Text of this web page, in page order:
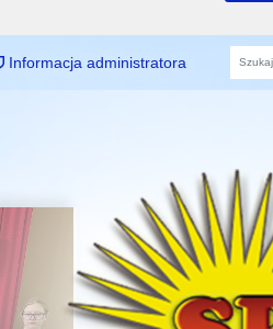
Informacja administratora
Fraza